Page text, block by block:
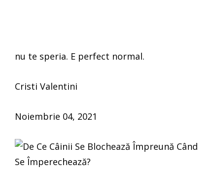
nu te speria. E perfect normal.
Cristi Valentini
Noiembrie 04, 2021